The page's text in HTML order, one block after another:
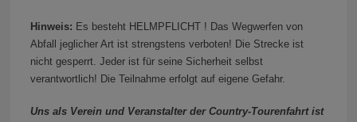
Hinweis: Es besteht HELMPFLICHT ! Das Wegwerfen von
Abfall jeglicher Art ist strengstens verboten! Die Strecke ist
nicht gesperrt. Jeder ist für seine Sicherheit selbst
verantwortlich! Die Teilnahme erfolgt auf eigene Gefahr.
Uns als Verein und Veranstalter der Country-Tourenfahrt ist